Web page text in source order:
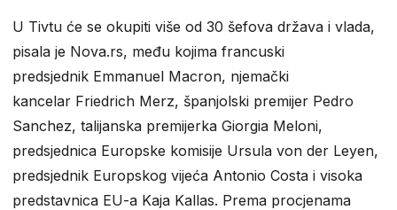
U Tivtu će se okupiti više od 30 šefova država i vlada,
pisala je Nova.rs, među kojima francuski
predsjednik Emmanuel Macron, njemački
kancelar Friedrich Merz, španjolski premijer Pedro
Sanchez, talijanska premijerka Giorgia Meloni,
predsjednica Europske komisije Ursula von der Leyen,
predsjednik Europskog vijeća Antonio Costa i visoka
predstavnica EU-a Kaja Kallas. Prema procjenama